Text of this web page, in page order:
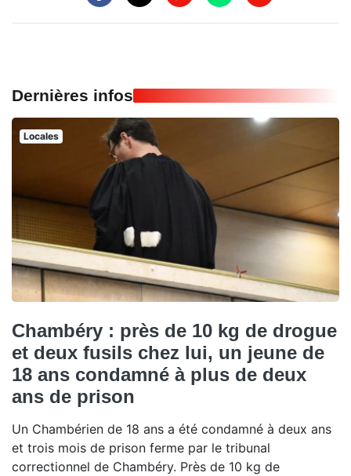
Dernières infos
Locales
Chambéry : près de 10 kg de drogue
et deux fusils chez lui, un jeune de
18 ans condamné à plus de deux
ans de prison
Un Chambérien de 18 ans a été condamné à deux ans
et trois mois de prison ferme par le tribunal
correctionnel de Chambéry. Près de 10 kg de